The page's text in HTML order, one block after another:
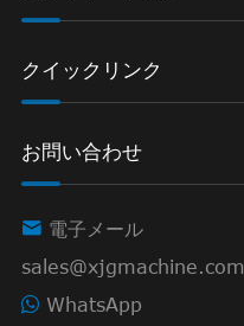
クイックリンク
お問い合わせ
 電子メール
sales@xjgmachine.com
WhatsApp